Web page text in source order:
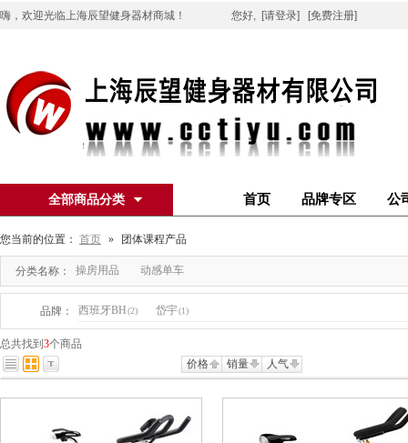
嗨，欢迎光临上海辰望健身器材商城！ 您好, [请登录] [免费注册]
全部商品分类 首页 品牌专区 公
您当前的位置： 首页 » 团体课程产品
分类名称： 操房用品 动感单车
品牌： 西班牙BH(2) 岱宇(1)
总共找到 3个商品
价格
销量 人气